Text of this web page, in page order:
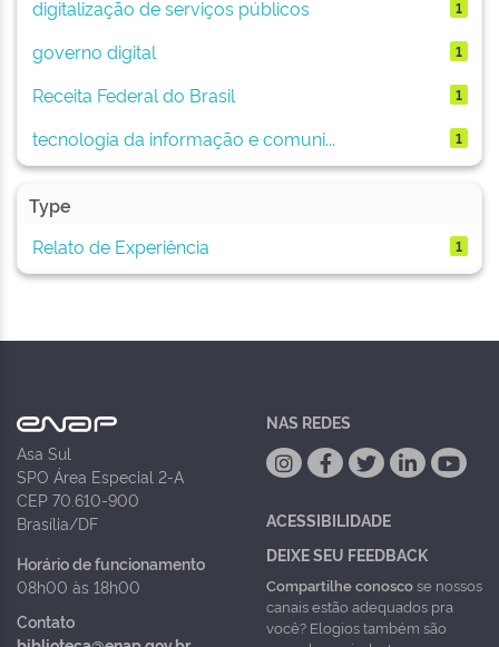
digitalização de serviços públicos 1
governo digital 1
Receita Federal do Brasil 1
tecnologia da informação e comuni... 1
Type
Relato de Experiência
1
Asa Sul
SPO Área Especial 2-A
CEP 70.610-900
Brasília/DF
Horário de funcionamento
08h00 às 18h00
Contato
NAS REDES
ACESSIBILIDADE
DEIXE SEU FEEDBACK
Compartilhe conoscose nossos
canais estão adequados pra
você? Elogios também são